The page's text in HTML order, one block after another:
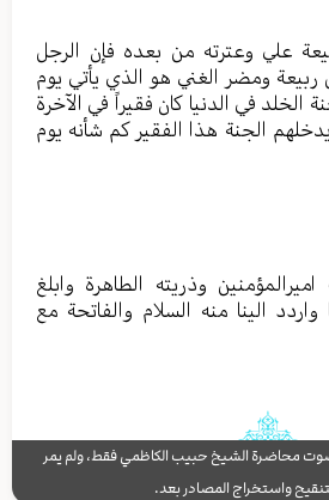
علي وعترته من بعده فإن الرجل
ومضر الغني هو الذي يأتي يوم
الخلد في الدنيا كان فقيراً في الآخرة
الجنة هذا الفقير كم شأنه يوم
اميرالمؤمنين وذريته الطاهرة وابلغ
واردد الينا منه السلام والفاتحة مع
محاضرة الشيخ حبيب الكاظمي فقط، ولم يمر
واستخراج المصادر بعد.